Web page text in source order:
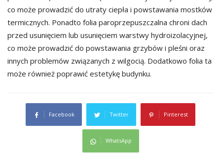
co może prowadzić do utraty ciepła i powstawania mostków
termicznych. Ponadto folia paroprzepuszczalna chroni dach
przed usunięciem lub usunięciem warstwy hydroizolacyjnej,
co może prowadzić do powstawania grzybów i pleśni oraz
innych problemów związanych z wilgocią. Dodatkowo folia ta
może również poprawić estetykę budynku.
Facebook Twitter Pinterest
WhatsApp